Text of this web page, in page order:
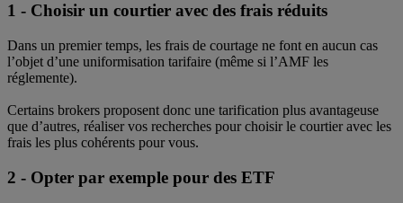
1 - Choisir un courtier avec des frais réduits
Dans un premier temps, les frais de courtage ne font en aucun cas
l’objet d’une uniformisation tarifaire (même si l’AMF les
réglemente).
Certains brokers proposent donc une tarification plus avantageuse
que d’autres, réaliser vos recherches pour choisir le courtier avec les
frais les plus cohérents pour vous.
2 - Opter par exemple pour des ETF